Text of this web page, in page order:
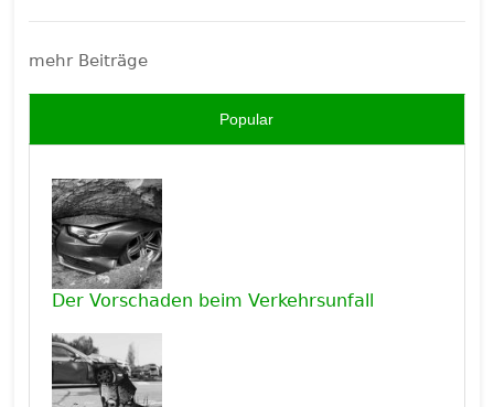
mehr Beiträge
Popular
Der Vorschaden beim Verkehrsunfall